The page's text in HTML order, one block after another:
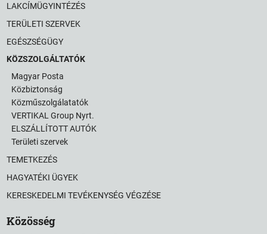
LAKCÍMÜGYINTÉZÉS
TERÜLETI SZERVEK
EGÉSZSÉGÜGY
KÖZSZOLGÁLTATÓK
Magyar Posta
Közbiztonság
Közműszolgálatatók
VERTIKAL Group Nyrt.
ELSZÁLLÍTOTT AUTÓK
Területi szervek
TEMETKEZÉS
HAGYATÉKI ÜGYEK
KERESKEDELMI TEVÉKENYSÉG VÉGZÉSE
Közösség